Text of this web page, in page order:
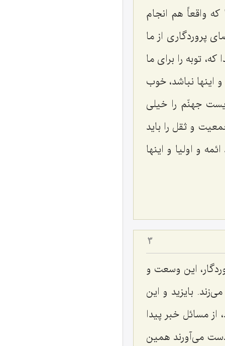
که واقعاً هم انجام
پروردگاری از ما
توبه را برای ما
اینها نباشد، خوب
جهنّم را خیلی
و ثقل را باید
و اولیا و اینها
3
این وسعت و
بایزید و این
از مسائل خبر پیدا
دست می‌آورند همین